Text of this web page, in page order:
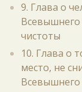
9. Глава о
Всевышнего
чистоты
10. Глава о
место, не
Всевышнего